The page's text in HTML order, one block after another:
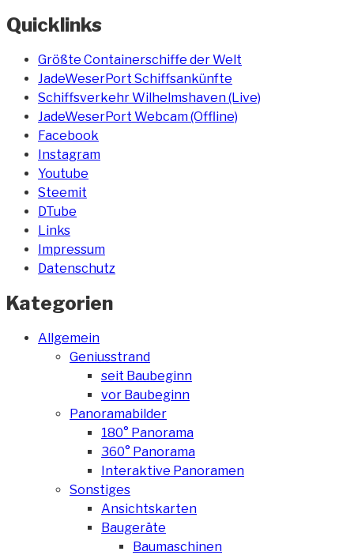
Quicklinks
Größte Containerschiffe der Welt
JadeWeserPort Schiffsankünfte
Schiffsverkehr Wilhelmshaven (Live)
JadeWeserPort Webcam (Offline)
Facebook
Instagram
Youtube
Steemit
DTube
Links
Impressum
Datenschutz
Kategorien
Allgemein
Geniusstrand
seit Baubeginn
vor Baubeginn
Panoramabilder
180° Panorama
360° Panorama
Interaktive Panoramen
Sonstiges
Ansichtskarten
Baugeräte
Baumaschinen